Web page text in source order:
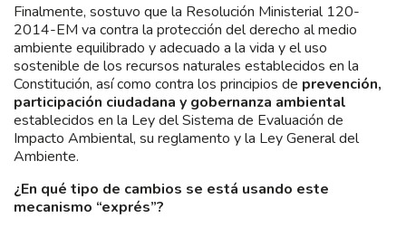
Finalmente, sostuvo que la Resolución Ministerial 120-
2014-EM va contra la protección del derecho al medio
ambiente equilibrado y adecuado a la vida y el uso
sostenible de los recursos naturales establecidos en la
Constitución, así como contra los principios de prevención,
participación ciudadana y gobernanza ambiental
establecidos en la Ley del Sistema de Evaluación de
Impacto Ambiental, su reglamento y la Ley General del
Ambiente.
¿En qué tipo de cambios se está usando este
mecanismo “exprés”?